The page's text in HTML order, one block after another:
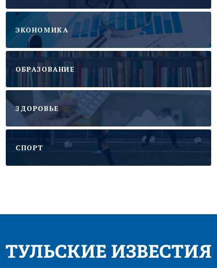
ЭКОНОМИКА
ОБРАЗОВАНИЕ
ЗДОРОВЬЕ
CПОРТ